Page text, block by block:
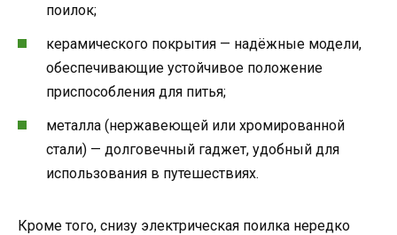
поилок;
керамического покрытия — надёжные модели,
обеспечивающие устойчивое положение
приспособления для питья;
металла (нержавеющей или хромированной
стали) — долговечный гаджет, удобный для
использования в путешествиях.
Кроме того, снизу электрическая поилка нередко